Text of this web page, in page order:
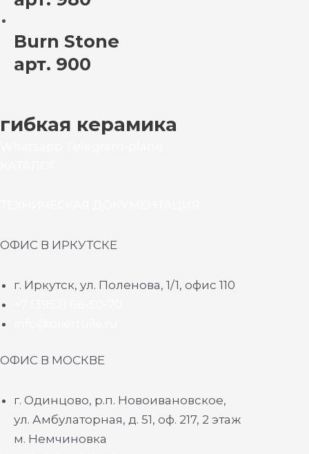
Burn Stone
арт. 900
гибкая керамика
ОФИС В ИРКУТСКЕ
г. Иркутск, ул. Поленова, 1/1, офис 110
ОФИС В МОСКВЕ
г. Одинцово, р.п. Новоивановское,
ул. Амбулаторная, д. 51, оф. 217, 2 этаж
м. Немчиновка